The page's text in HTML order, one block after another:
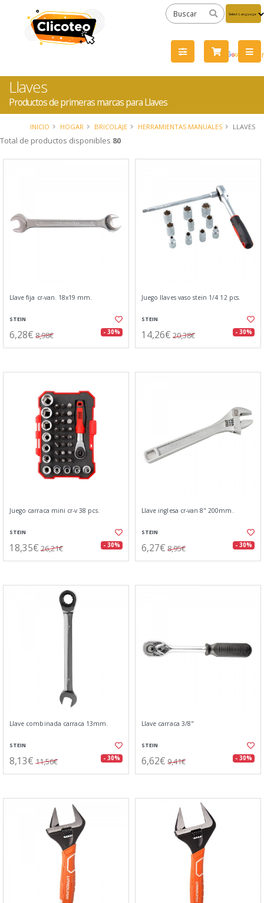
by
Llaves
Productos de primeras marcas para Llaves
INICIO HOGAR BRICOLAJE HERRAMIENTAS MANUALES LLAVES
Total de productos disponibles 80
Llave fija cr-van. 18x19 mm.
STEIN
6,28€ 8,98€ - 30%
Juego llaves vaso stein 1/4 12 pcs.
STEIN
14,26€ 20,38€ - 30%
Juego carraca mini cr-v 38 pcs.
STEIN
18,35€ 26,21€ - 30%
Llave inglesa cr-van 8" 200mm.
STEIN
6,27€ 8,95€ - 30%
Llave combinada carraca 13mm.
STEIN
8,13€ 11,56€ - 30%
Llave carraca 3/8"
STEIN
6,62€ 9,41€ - 30%